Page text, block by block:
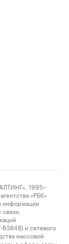
1995–
«РБК»
информации
и сетевого
массовой